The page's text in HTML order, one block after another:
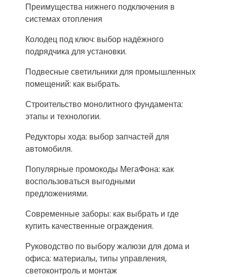
Преимущества нижнего подключения в
системах отопления
Колодец под ключ: выбор надёжного
подрядчика для установки.
Подвесные светильники для промышленных
помещений: как выбрать.
Строительство монолитного фундамента:
этапы и технологии.
Редукторы хода: выбор запчастей для
автомобиля.
Популярные промокоды МегаФона: как
воспользоваться выгодными
предложениями.
Современные заборы: как выбрать и где
купить качественные ограждения.
Руководство по выбору жалюзи для дома и
офиса: материалы, типы управления,
светоконтроль и монтаж